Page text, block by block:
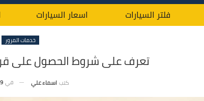
فلتر السيارات اسعار السيارات
خدمات المرور
تعرف على شروط الحصول على
كتب اسماء علي في 9 نوفمبر 2021